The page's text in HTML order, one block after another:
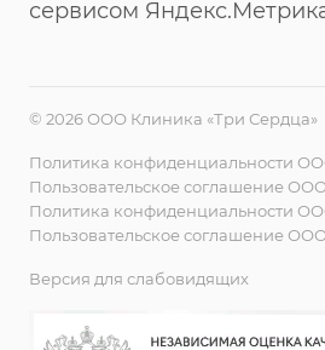
сервисом
© 2026 ООО Клиника «Три Сердца»
Политика конфиденциальности
Пользовательское соглашение
Политика конфиденциальности
Пользовательское соглашение
Версия для слабовидящих